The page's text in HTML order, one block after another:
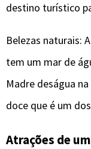
destino turístico
Belezas naturais:
tem um mar de
Madre deságua
doce que é um
Atrações de